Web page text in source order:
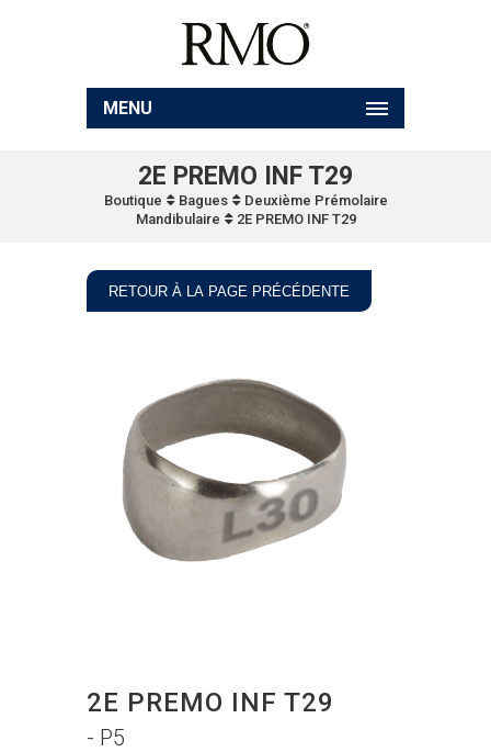
MENU
2E PREMO INF T29
Boutique Bagues
Deuxième Prémolaire
Mandibulaire
2E PREMO INF T29
RETOUR À LA PAGE PRÉCÉDENTE
2E PREMO INF T29
- P5